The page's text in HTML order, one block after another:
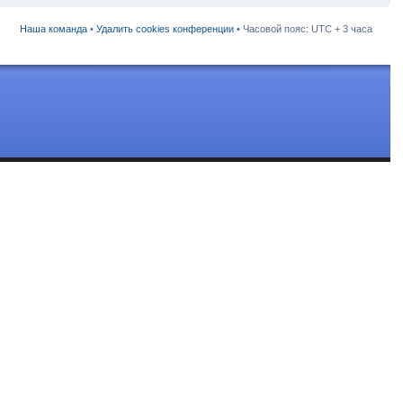
Наша команда • Удалить cookies конференции • Часовой пояс: UTC + 3 часа